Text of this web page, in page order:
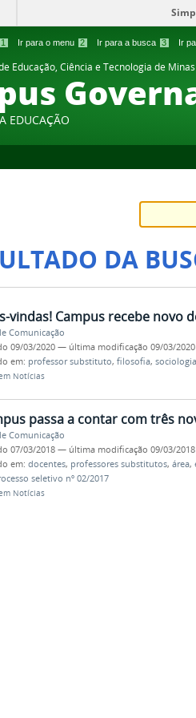
1 Ir para o menu 2 Ir para a busca 3 Ir
Educação, Ciência e Tecnologia de
EDUCAÇÃO
DA
vindas! Campus recebe novo
Comunicação
09/03/2020 — última modificação 09/03/
em: professor substituto, filosofia, sociologia
Notícias
passa a contar com três
Comunicação
07/03/2018 — última modificação 09/03/
em: docentes, professores substitutos, área,
seletivo nº 02/2017
Notícias